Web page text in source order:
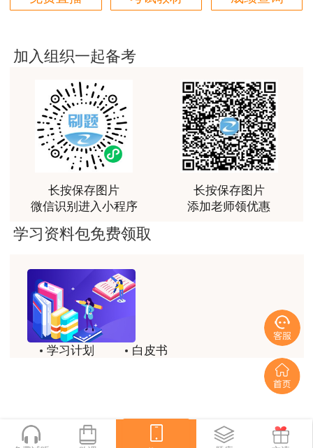
用户m9****66
用户m9****66
老师讲课认真负责，要点突出；我考试通过了。
用户ch****15
达老师的课程讲的非常好
用户s****02
喜欢达老师的讲课
用户s****02
讲的不错~
讲的不错~
用户s****02
讲的不错~
加入组织一起备考
长按保存图片
微信识别进入小程序
长按保存图片
添加老师领优惠
学习资料包免费领取
学习计划
白皮书